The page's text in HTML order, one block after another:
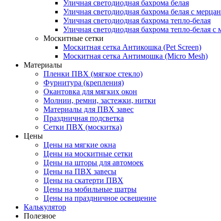
Уличная светодиодная бахрома белая
Уличная светодиодная бахрома белая с
Уличная светодиодная бахрома тепло-белая
Уличная светодиодная бахрома тепло-белая с
Москитные сетки
Москитная сетка Антикошка (Pet Screen)
Москитная сетка Антимошка (Micro Mesh)
Материалы
Пленки ПВХ (мягкое стекло)
Фурнитура (крепления)
Окантовка для мягких окон
Молнии, ремни, застежки, нитки
Материалы для ПВХ завес
Праздничная подсветка
Сетки ПВХ (москитка)
Цены
Цены на мягкие окна
Цены на москитные сетки
Цены на шторы для автомоек
Цены на ПВХ завесы
Цены на скатерти ПВХ
Цены на мобильные шатры
Цены на праздничное освещение
Калькулятор
Полезное